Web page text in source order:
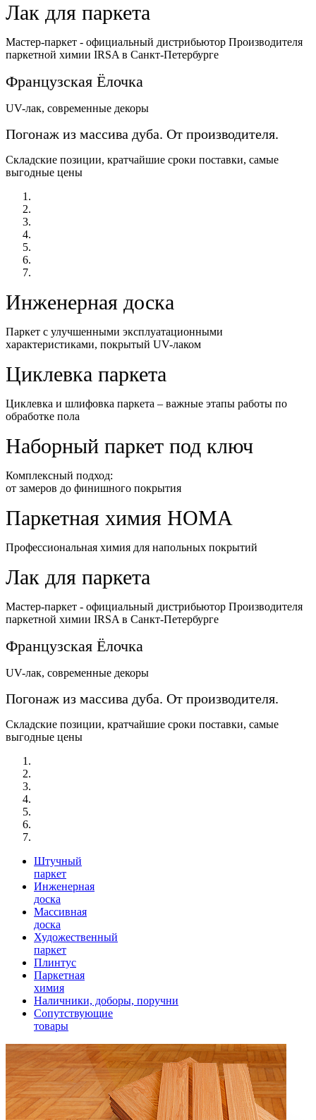
Лак для паркета
Мастер-паркет - официальный дистрибьютор Производителя
паркетной химии IRSA в Санкт-Петербурге
Французская Ёлочка
UV-лак, современные декоры
Погонаж из массива дуба. От производителя.
Складские позиции, кратчайшие сроки поставки, самые
выгодные цены
Инженерная доска
Паркет с улучшенными эксплуатационными
характеристиками, покрытый UV-лаком
Циклевка паркета
Циклевка и шлифовка паркета – важные этапы работы по
обработке пола
Наборный паркет под ключ
Комплексный подход:
от замеров до финишного покрытия
Паркетная химия HOMA
Профессиональная химия для напольных покрытий
Лак для паркета
Мастер-паркет - официальный дистрибьютор Производителя
паркетной химии IRSA в Санкт-Петербурге
Французская Ёлочка
UV-лак, современные декоры
Погонаж из массива дуба. От производителя.
Складские позиции, кратчайшие сроки поставки, самые
выгодные цены
Штучный
паркет
Инженерная
доска
Массивная
доска
Художественный
паркет
Плинтус
Паркетная
химия
Наличники, доборы, поручни
Сопутствующие
товары